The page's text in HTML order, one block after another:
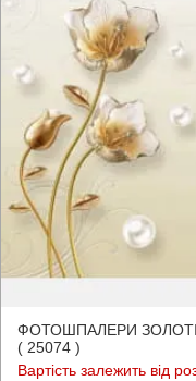
ФОТОШПАЛЕРИ
( 25074 )
Вартість залежить від